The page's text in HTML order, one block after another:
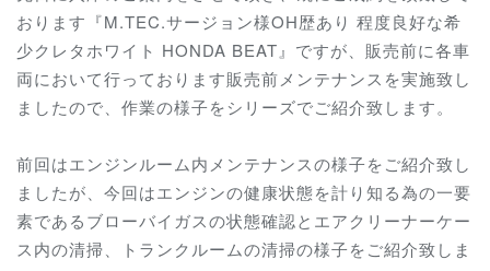
おります『M.TEC.サージョン様OH歴あり 程度良好な希
少クレタホワイト HONDA BEAT』ですが、販売前に各車
両において行っております販売前メンテナンスを実施致し
ましたので、作業の様子をシリーズでご紹介致します。
前回はエンジンルーム内メンテナンスの様子をご紹介致し
ましたが、今回はエンジンの健康状態を計り知る為の一要
素であるブローバイガスの状態確認とエアクリーナーケー
ス内の清掃、トランクルームの清掃の様子をご紹介致しま